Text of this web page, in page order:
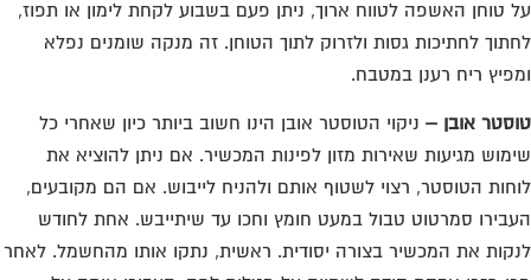
השומניים, המתינו כמה דקות ואז שפשפו בעדינות והסירו
השומן.
שירות אישי לוועדי בתים - איתור בעלי
מקצוע
המוקד לדייר של פורטל בית משותף דואג שבעלי